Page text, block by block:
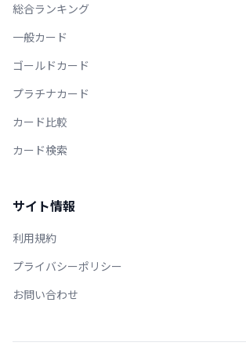
総合ランキング
一般カード
ゴールドカード
プラチナカード
カード比較
カード検索
サイト情報
利用規約
プライバシーポリシー
お問い合わせ